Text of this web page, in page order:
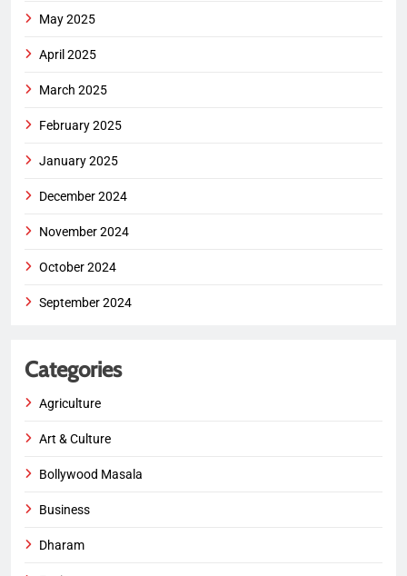
May 2025
April 2025
March 2025
February 2025
January 2025
December 2024
November 2024
October 2024
September 2024
Categories
Agriculture
Art & Culture
Bollywood Masala
Business
Dharam